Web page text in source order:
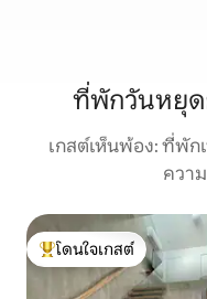
ที่พักวันหยุด
เกสต์เห็นพ้อง: ที่พัก
ควา
โดนใจเกสต์ที่สุด
โดนใจเกสต์